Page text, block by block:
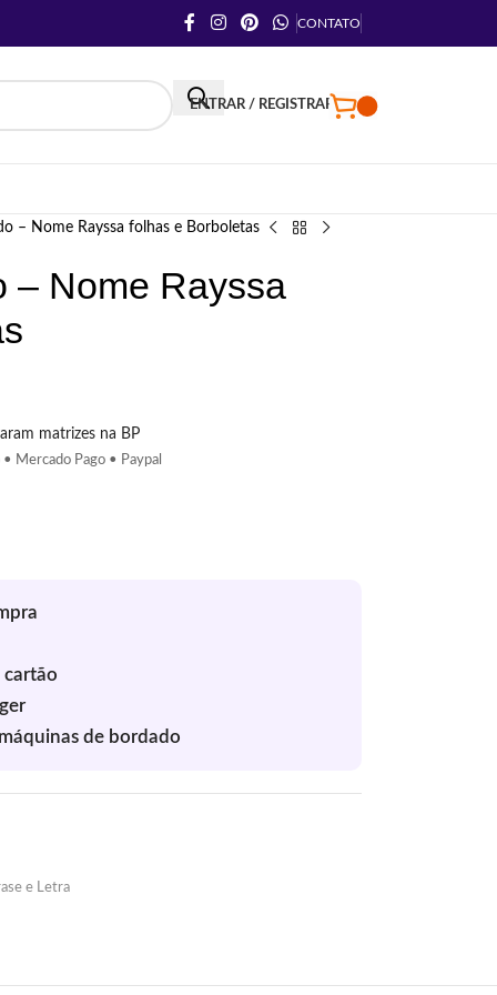
CONTATO
ENTRAR / REGISTRAR
– Nome Rayssa folhas e Borboletas
– Nome Rayssa
matrizes na BP
Mercado Pago • Paypal
e Letra